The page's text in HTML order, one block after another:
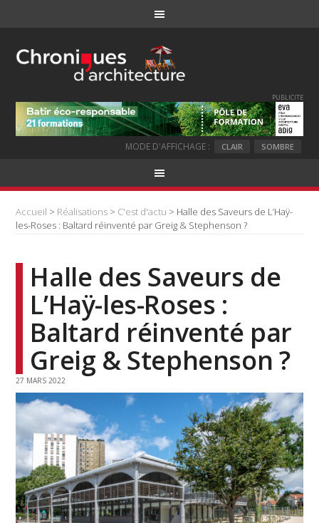
PUBLICITE
MODE D'AFFICHAGE : CLAIR SOMBRE
Accueil > Réalisations > C'est d'actu > Halle des Saveurs de L’Haÿ-
les-Roses : Baltard réinventé par Greig & Stephenson ?
Halle des Saveurs de
L’Haÿ-les-Roses :
Baltard réinventé par
Greig & Stephenson ?
27 MARS 2022